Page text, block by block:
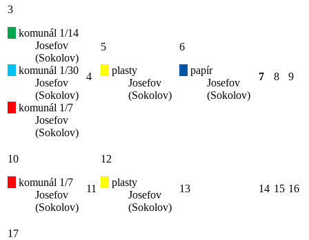
3
komunál 1/14
Josefov
(Sokolov)
komunál 1/30
Josefov
(Sokolov)
komunál 1/7
Josefov
(Sokolov)
4
5
plasty
Josefov
(Sokolov)
6
papír
Josefov
(Sokolov)
7 8 9
10
komunál 1/7
Josefov
(Sokolov)
11
12
plasty
Josefov
(Sokolov)
13 14 15 16
17